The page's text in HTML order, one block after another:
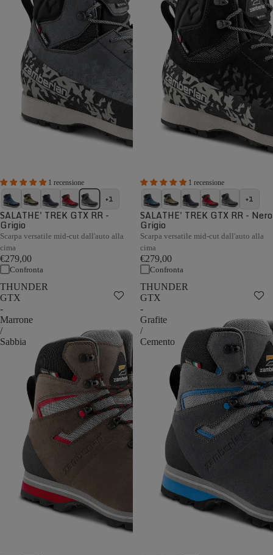
1 recensione
+1
SALATHE' TREK GTX RR -
Grigio
Scarpa versatile mid-cut dall'auto alla
cima
€279,00
Confronta
1 recensione
+1
SALATHE' TREK GTX RR - Nero
Grigio
Scarpa versatile mid-cut dall'auto alla
cima
€279,00
Confronta
THUNDER
GTX
-
Marrone
/
Sabbia
THUNDER
GTX
-
Grafite
/
Cemento